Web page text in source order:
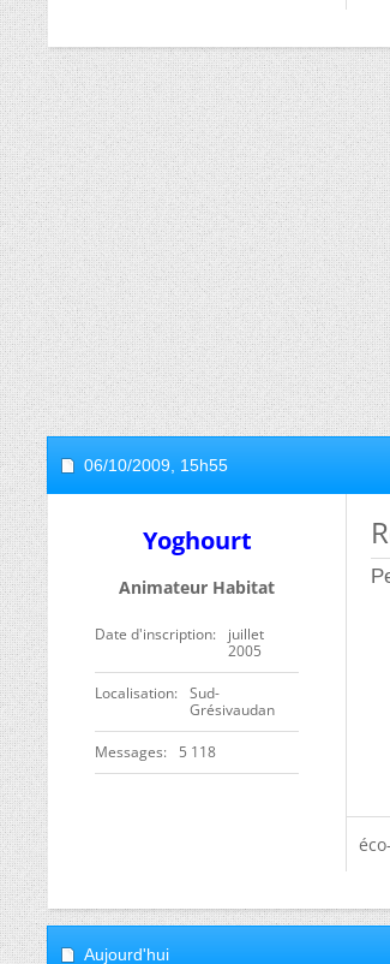
06/10/2009, 15h55
Yoghourt
Animateur Habitat
Date d'inscription
juillet
2005
Localisation
Sud-
Grésivaudan
Messages 5 118
Aujourd'hui